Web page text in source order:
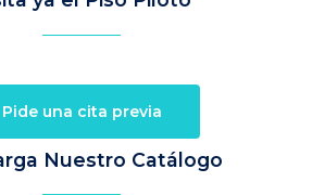
Pide una cita previa
Nuestro Catálogo